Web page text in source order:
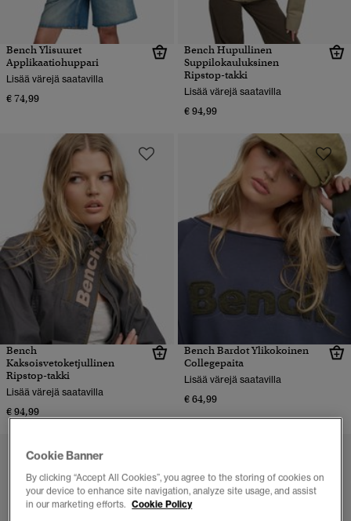
Bench Ylisuuret
Applikaatiohuppari
Lisää värejä saatavilla
€ 74,99
Bench Hupullinen
Suppilokauluksinen
Ripstop-takki
Lisää värejä saatavilla
€ 94,99
Bench
Kaksoisvetoketjullinen
Ripstop-takki
Lisää värejä saatavilla
€ 94,99
Bench Bardot Ylikokoinen
Collegepaita
Lisää värejä saatavilla
€ 64,99
Cookie Banner
By clicking “Accept All Cookies”, you agree to the storing of cookies on
your device to enhance site navigation, analyze site usage, and assist
in our marketing efforts. Cookie Policy